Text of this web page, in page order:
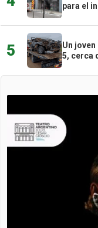
para el
5
Un
5, cerca